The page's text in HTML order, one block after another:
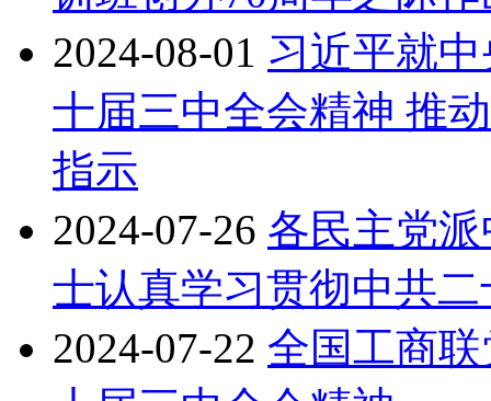
2024-08-01 习近平就
十届三中全会精神 推
指示
2024-07-26 各民主党
士认真学习贯彻中共
2024-07-22 全国工商